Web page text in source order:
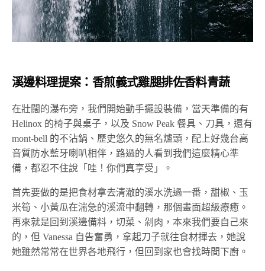
溪邊料理提案：香煎義式雞腿排佐香料青蔬
在壯闊的瀑布旁，我們開始動手擺設裝備，當天準備的有
Helinox 的椅子與桌子，以及 Snow Peak 餐具、刀具，還有
mont-bell 的不沾鍋、歷史悠久的無名爐頭，配上好幾台高
音質防水藍牙喇叭相伴，路過的人看到我們這麼精心準
備，都忍不住說「哇！你們真享受」。
首先要做的是把食材拿去清澈的溪水洗過一番，甜椒、玉
米筍、小黃瓜在湍急的溪流中翻轉，那個畫面超級療癒。
再來就是回到溪邊備料，切菜、剁肉，本來我們要自己來
的，但 Vanessa 自告奮勇，拿起刀子就往食材揮去，她說
她雖然常常在世界各地飛行，但回到家也會找時間下廚。